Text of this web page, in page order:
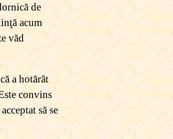
de
acum
văd
a hotărât
convins
să se